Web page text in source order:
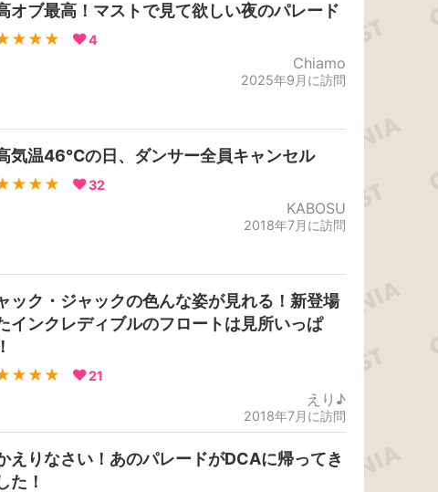
オブ最高！マストで見て欲しい夜のパレード
4
Chiamo
2025年9月に訪問
気温46℃の日、ダンサー全員キャンセル
32
KABOSU
2018年7月に訪問
ック・ジャックの色んな姿が見れる！新登場
インクレディブルのフロートは見所いっぱ
21
えり♪
2018年7月に訪問
えりなさい！あのパレードがDCAに帰ってき
た！